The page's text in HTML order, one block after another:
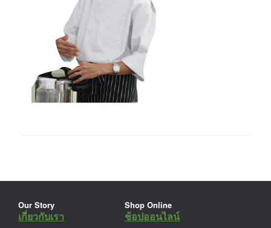
Our Story
เกี่ยวกับเรา
Shop Online
ช้อปออนไลน์